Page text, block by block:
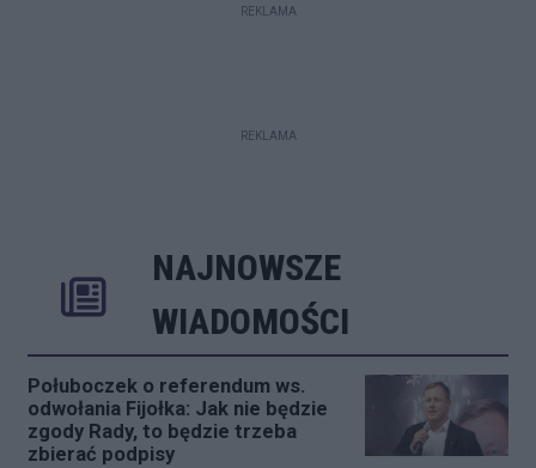
REKLAMA
REKLAMA
NAJNOWSZE
WIADOMOŚCI
Połuboczek o referendum ws.
odwołania Fijołka: Jak nie będzie
zgody Rady, to będzie trzeba
zbierać podpisy